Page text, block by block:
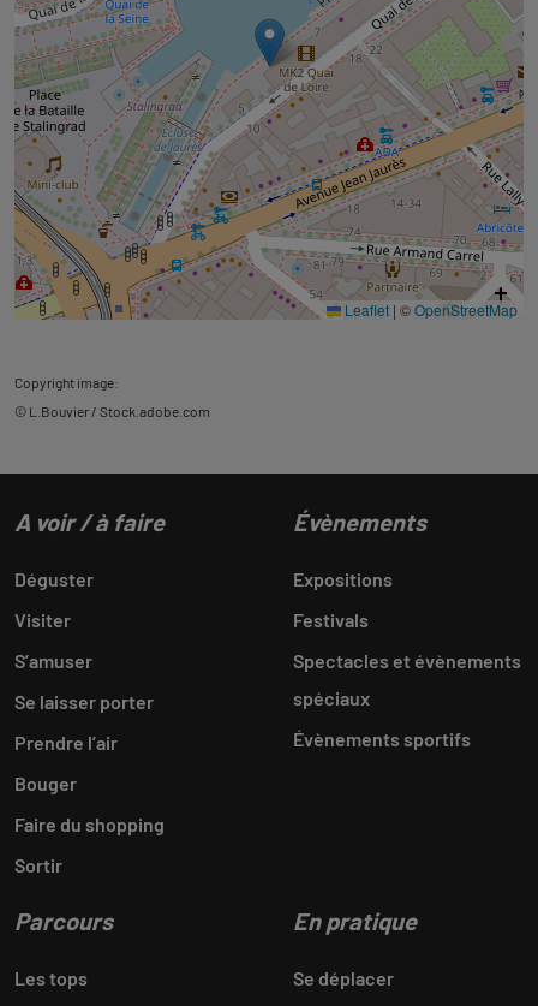
Leaflet | ©OpenStreetMap
Copyright image:
© L.Bouvier / Stock.adobe.com
A voir / à faire
Déguster
Visiter
S’amuser
Se laisser porter
Prendre l’air
Bouger
Faire du shopping
Sortir
Évènements
Expositions
Festivals
Spectacles et évènements
spéciaux
Évènements sportifs
Parcours
Les tops
En pratique
Se déplacer